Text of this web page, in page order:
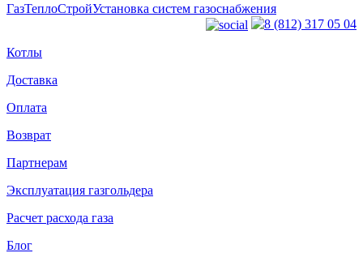
ГазТеплоСтройУстановка систем газоснабжения
8 (812) 317 05 04
Котлы
Доставка
Оплата
Возврат
Партнерам
Эксплуатация газгольдера
Расчет расхода газа
Блог